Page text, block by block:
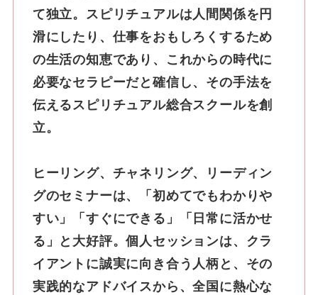
て独立。スピリチュアルは人間関係を円
滑にしたり、仕事をおもしろくするため
の生活の知恵であり、これからの時代に
必要なセラピーだと確信し、その手法を
伝えるスピリチュアル総合スクールを創
立。
ヒーリング、チャネリング、リーディン
グのセミナーは、「初めてでもわかりや
すい」「すぐにできる」「日常に活かせ
る」と大好評。個人セッションは、クラ
イアントに誠実に向き合う人柄と、その
実践的なアドバイスから、全国に熱心な